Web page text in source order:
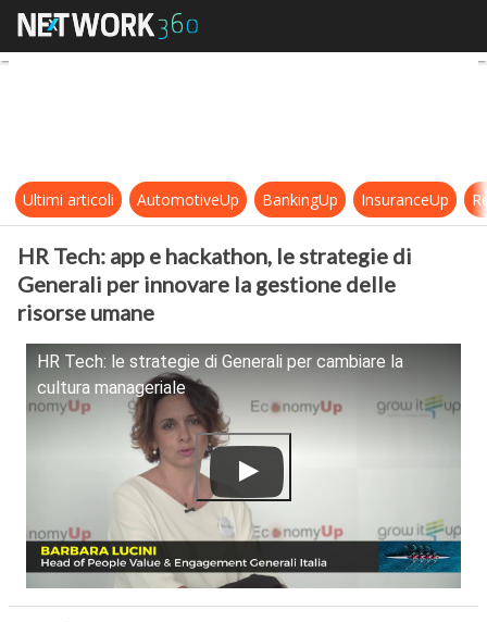
HR Tech: app e hackathon, le
Ultimi articoli AutomotiveUp BankingUp InsuranceUp
HR Tech: app e hackathon, le strategie di
Generali per innovare la gestione delle
risorse umane
HR Tech: le strategie di Generali per cambiare la
cultura manageriale